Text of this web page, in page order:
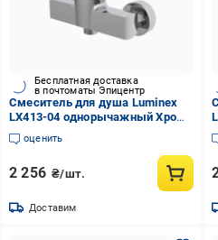
Бесплатная доставка
в почтоматы Эпицентр
Смеситель для душа Luminex
LX413-04 однорычажный Хром
(EA-LX413-04)
оценить
2 256 ₴/шт.
Доставим